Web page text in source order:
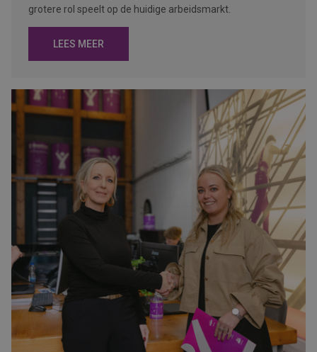
grotere rol speelt op de huidige arbeidsmarkt.
LEES MEER